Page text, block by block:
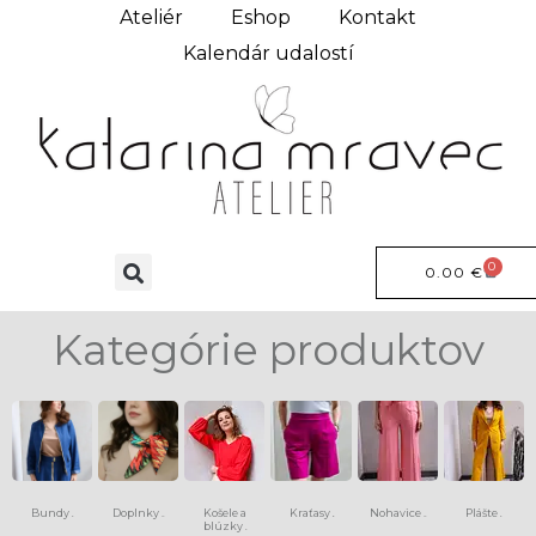
Ateliér Eshop
Kontakt
Kalendár udalostí
0.00 € 0
Kategórie produktov
Bundy Doplnky
Košele a
blúzky
Kraťasy Nohavice Plášte